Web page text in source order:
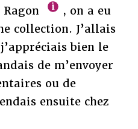
, on a eu
collection. J’allais
bien le
de m’envoyer
ou de
ensuite chez